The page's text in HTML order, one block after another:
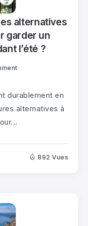
alternatives
garder un
l’été ?
durablement en
alternatives à
892 Vues